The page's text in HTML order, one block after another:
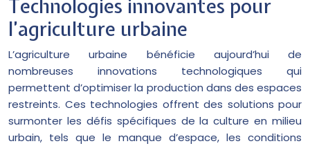
Technologies innovantes pour
l’agriculture urbaine
L’agriculture urbaine bénéficie aujourd’hui de
nombreuses innovations technologiques qui
permettent d’optimiser la production dans des espaces
restreints. Ces technologies offrent des solutions pour
surmonter les défis spécifiques de la culture en milieu
urbain, tels que le manque d’espace, les conditions